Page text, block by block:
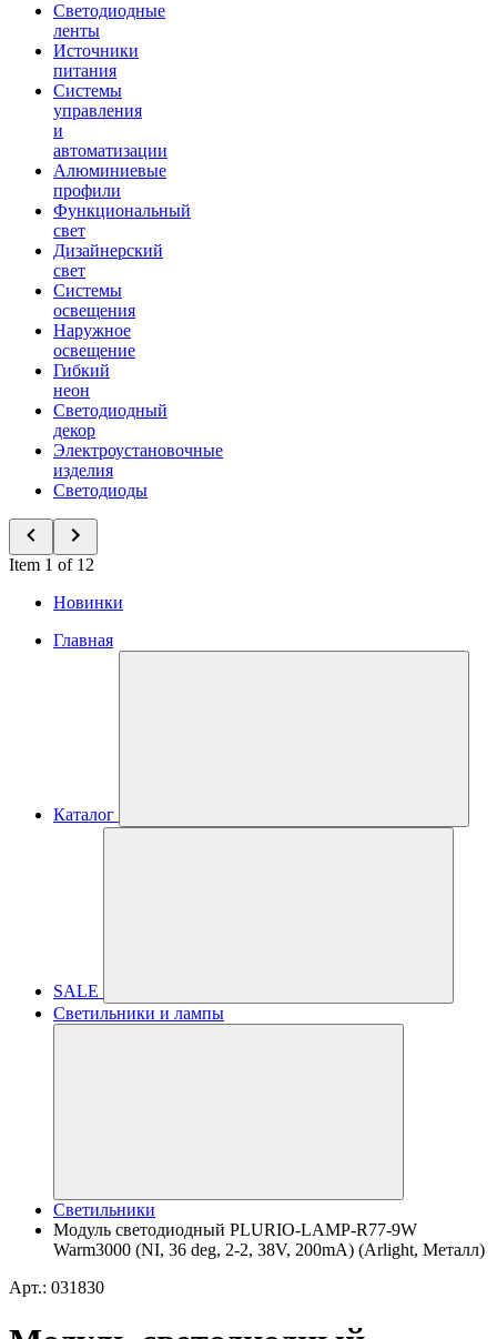
Светодиодные
ленты
Источники
питания
Системы
управления
и
автоматизации
Алюминиевые
профили
Функциональный
свет
Дизайнерский
свет
Системы
освещения
Наружное
освещение
Гибкий
неон
Светодиодный
декор
Электроустановочные
изделия
Светодиоды
Item 1 of 12
Новинки
Главная
Каталог
SALE
Светильники и лампы
Светильники
Модуль светодиодный PLURIO-LAMP-R77-9W
Warm3000 (NI, 36 deg, 2-2, 38V, 200mA) (Arlight, Металл)
Арт.: 031830